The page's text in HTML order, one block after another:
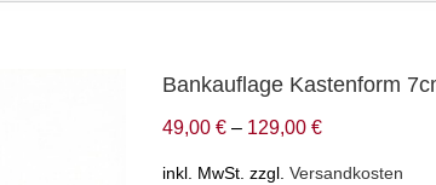
Bankauflage Kastenform
49,00 € – 129,00 €
inkl. MwSt. zzgl. Versandkosten